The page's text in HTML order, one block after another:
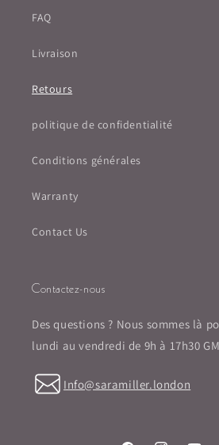
FAQ
Livraison
Retours
politique de confidentialité
Conditions générales
Warranty
Contact Us
Contactez-nous
Des questions ? Nous sommes là
lundi au vendredi de 9h à 17h30
Info@saramiller.london